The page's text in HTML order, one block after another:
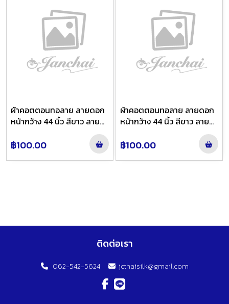
ผ้าคอตตอนทอลาย ลายดอก
หน้ากว้าง 44 นิ้ว สีขาว ลาย
฿100.00
ผ้าคอตตอนทอลาย ลายดอก
หน้ากว้าง 44 นิ้ว สีขาว ลาย
฿100.00
ติดต่อเรา
062-542-5624 jcthaisilk@gmail.com